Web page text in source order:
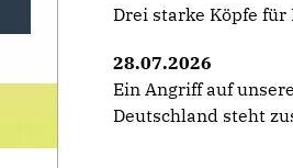
Drei starke Köpfe für
28.07.2026
Ein Angriff auf
Deutschland steht